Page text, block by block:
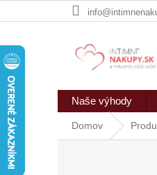
na
Naše výhody
Domov